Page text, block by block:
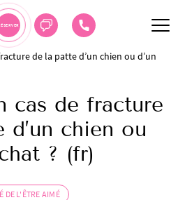
de la patte d’un chien ou d’un
cas de fracture
chien ou
? (fr)
DE L'ÊTRE AIMÉ